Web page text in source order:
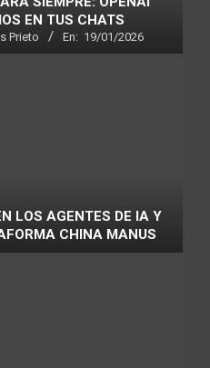
EN TUS CHATS
Prieto En: 19/01/2026
LOS AGENTES DE IA Y
CHINA MANUS